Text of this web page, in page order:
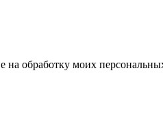
на обработку моих